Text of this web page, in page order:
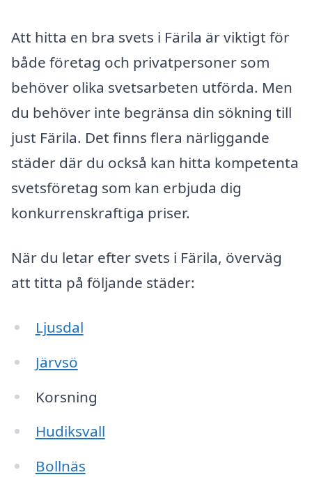
Att hitta en bra svets i Färila är viktigt för
både företag och privatpersoner som
behöver olika svetsarbeten utförda. Men
du behöver inte begränsa din sökning till
just Färila. Det finns flera närliggande
städer där du också kan hitta kompetenta
svetsföretag som kan erbjuda dig
konkurrenskraftiga priser.
När du letar efter svets i Färila, överväg
att titta på följande städer:
Ljusdal
Järvsö
Korsning
Hudiksvall
Bollnäs